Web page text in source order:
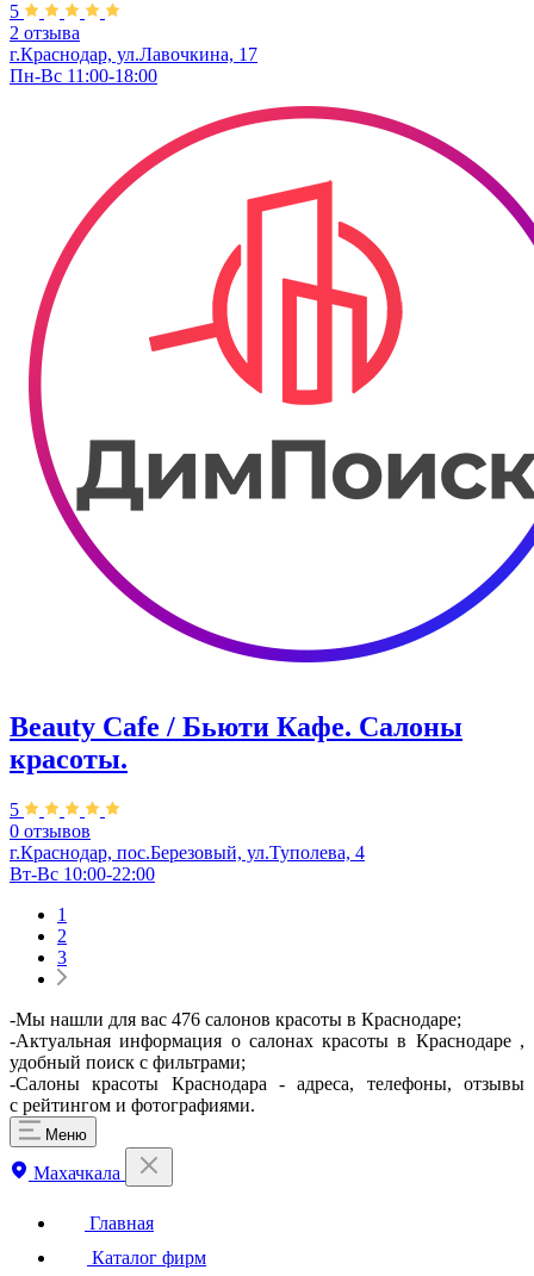
5
2 отзыва
г.Краснодар, ул.Лавочкина, 17
Пн-Вс 11:00-18:00
Beauty Cafe / Бьюти Кафе. Салоны
красоты.
5
0 отзывов
г.Краснодар, пос.Березовый, ул.Туполева, 4
Вт-Вс 10:00-22:00
1
2
3
-Мы нашли для вас 476 салонов красоты в Краснодаре;
-Актуальная информация о салонах красоты в Краснодаре ,
удобный поиск с фильтрами;
-Салоны красоты Краснодара - адреса, телефоны, отзывы
с рейтингом и фотографиями.
Меню
Махачкала
Главная
Каталог фирм